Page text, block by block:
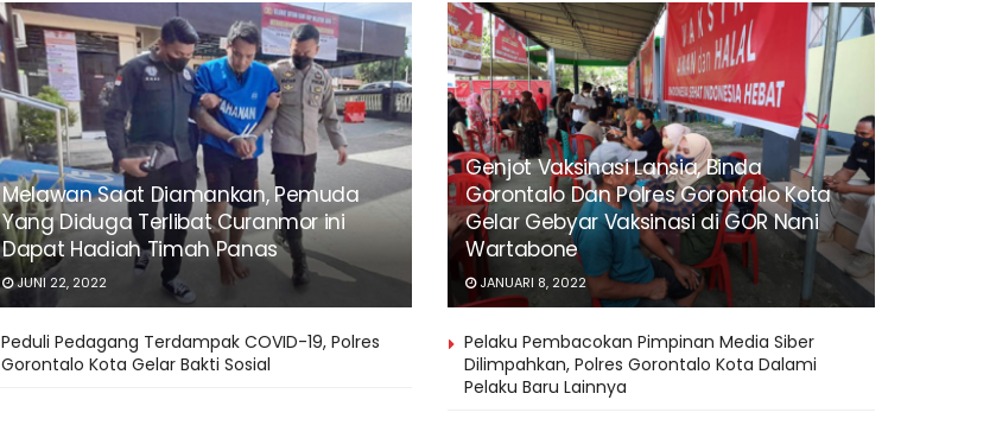
Melawan Saat Diamankan, Pemuda
Yang Diduga Terlibat Curanmor ini
Dapat Hadiah Timah Panas
JUNI 22, 2022
Genjot Vaksinasi Lansia, Binda
Gorontalo Dan Polres Gorontalo Kota
Gelar Gebyar Vaksinasi di GOR Nani
Wartabone
JANUARI 8, 2022
Peduli Pedagang Terdampak COVID-19, Polres
Gorontalo Kota Gelar Bakti Sosial
Pelaku Pembacokan Pimpinan Media Siber
Dilimpahkan, Polres Gorontalo Kota Dalami
Pelaku Baru Lainnya